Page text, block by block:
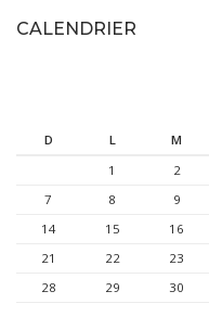
CALENDRIER
D L M
1
2
7
8 9
14
15 16
21
22 23
28
29 30